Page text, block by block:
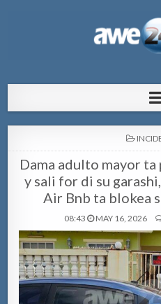
pa
Dama adulto mayor
y sali for di su
Air Bnb ta blokea
08:43 MAY 16, 2026